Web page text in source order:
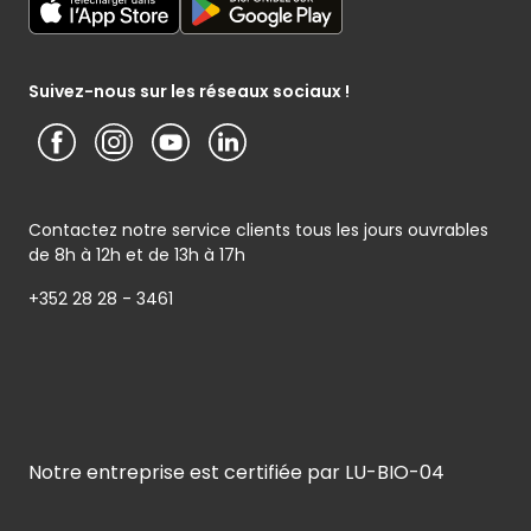
Suivez-nous sur les réseaux sociaux !
Contactez notre service clients tous les jours ouvrables
de 8h à 12h et de 13h à 17h
+352 28 28 - 3461
Présentation du groupe (PDF)
Service photo
Notice d’information Cactus et Caterman (de Schnékert
Conditions générales de garantie
Notre entreprise est certifiée par LU-BIO-04